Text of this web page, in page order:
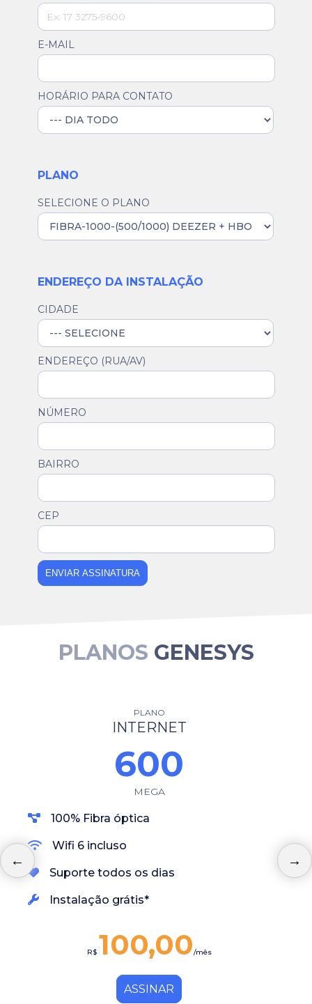
E-MAIL
HORÁRIO PARA CONTATO
PLANO
SELECIONE O PLANO
ENDEREÇO DA INSTALAÇÃO
CIDADE
ENDEREÇO (RUA/AV)
NÚMERO
BAIRRO
CEP
ENVIAR ASSINATURA
PLANOS GENESYS
PLANO
INTERNET
600
MEGA
100% Fibra óptica
Wifi 6 incluso
Suporte todos os dias
Instalação grátis*
R$ 100,00/mês
ASSINAR